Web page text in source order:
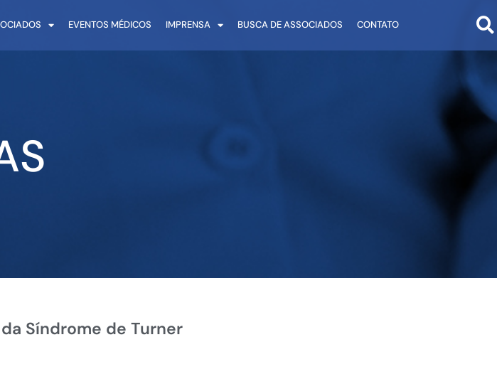
EVENTOS MÉDICOS IMPRENSA BUSCA DE ASSOCIADOS CONTATO
Síndrome de Turner